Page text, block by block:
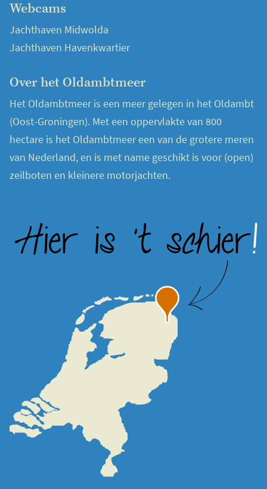
Webcams
Jachthaven Midwolda
Jachthaven Havenkwartier
Over het Oldambtmeer
Het Oldambtmeer is een meer gelegen in het Oldambt
(Oost-Groningen). Met een oppervlakte van 800
hectare is het Oldambtmeer een van de grotere meren
van Nederland, en is met name geschikt is voor (open)
zeilboten en kleinere motorjachten.